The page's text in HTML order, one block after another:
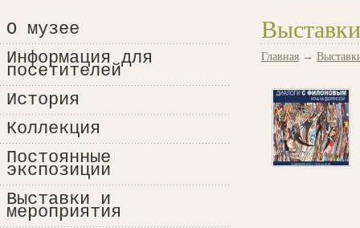
О музее
Информация для
посетителей
История
Коллекция
Постоянные
экспозиции
Выставки и
мероприятия
Главная →